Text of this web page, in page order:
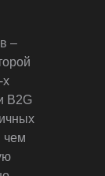
–
х
B2G
чем